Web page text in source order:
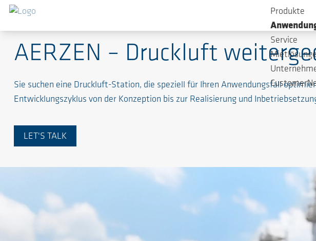
AERZEN – Druckluft
Sie suchen eine Druckluft-Station, die speziell für Ihren Anwendungsfall
Entwicklungszyklus von der Konzeption bis zur Realisierung und
LET'S TALK
Produkte
Service